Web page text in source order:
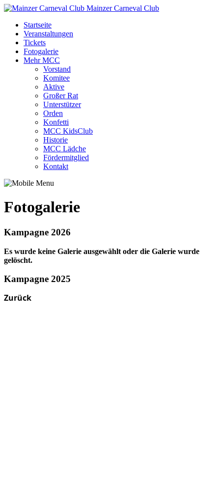
Mainzer Carneval Club
Startseite
Veranstaltungen
Tickets
Fotogalerie
Mehr MCC
Vorstand
Komitee
Aktive
Großer Rat
Unterstützer
Orden
Konfetti
MCC KidsClub
Historie
MCC Lädche
Fördermitglied
Kontakt
Fotogalerie
Kampagne 2026
Es wurde keine Galerie ausgewählt oder die Galerie wurde
gelöscht.
Kampagne 2025
Zurück